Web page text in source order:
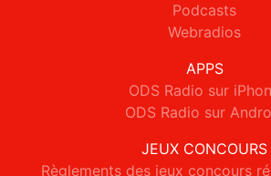
Podcasts
Webradios
APPS
ODS Radio sur
ODS Radio sur
JEUX CONCOURS
Règlements des jeux concours